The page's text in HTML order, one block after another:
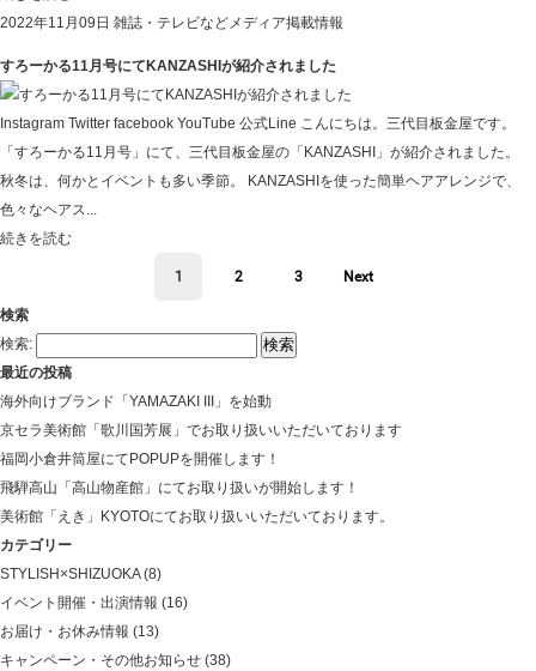
2022年11月09日 雑誌・テレビなどメディア掲載情報
すろーかる11月号にてKANZASHIが紹介されました
Instagram Twitter facebook YouTube 公式Line こんにちは。三代目板金屋です。
「すろーかる11月号」にて、三代目板金屋の「KANZASHI」が紹介されました。
秋冬は、何かとイベントも多い季節。 KANZASHIを使った簡単ヘアアレンジで、
色々なヘアス...
続きを読む
1 2 3 Next
検索
検索:
最近の投稿
海外向けブランド「YAMAZAKI III」を始動
京セラ美術館「歌川国芳展」でお取り扱いいただいております
福岡小倉井筒屋にてPOPUPを開催します！
飛騨高山「高山物産館」にてお取り扱いが開始します！
美術館「えき」KYOTOにてお取り扱いいただいております。
カテゴリー
STYLISH×SHIZUOKA(8)
イベント開催・出演情報 (16)
お届け・お休み情報 (13)
キャンペーン・その他お知らせ (38)